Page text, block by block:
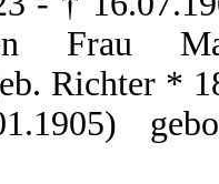
Frau
Richter *